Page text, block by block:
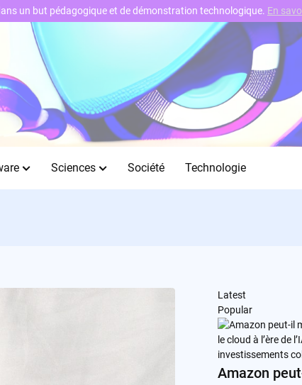
Sciences Société Technologie
Latest
Popular
Amazon
un but pédagogique et de démonstration technologique. En